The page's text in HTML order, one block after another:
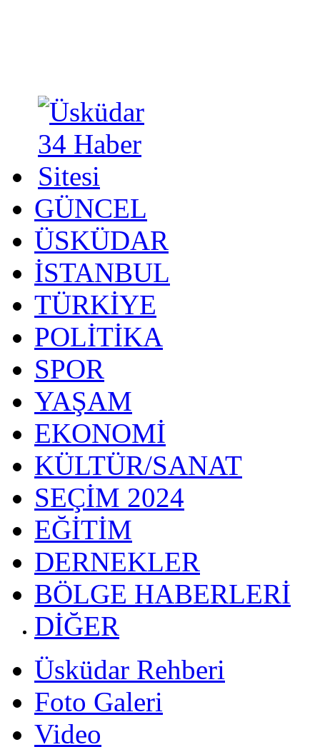
GÜNCEL
ÜSKÜDAR
İSTANBUL
TÜRKİYE
POLİTİKA
SPOR
YAŞAM
EKONOMİ
KÜLTÜR/SANAT
SEÇİM 2024
EĞİTİM
DERNEKLER
BÖLGE HABERLERİ
DİĞER
Üsküdar Rehberi
Foto Galeri
Video